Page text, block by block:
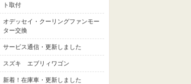
ト取付
オデッセイ・クーリングファンモー
ター交換
サービス通信・更新しました
スズキ エブリィワゴン
新着！在庫車・更新しました